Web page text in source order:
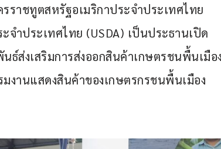
าชทูตสหรัฐอเมริกาประจำประเทศไทย
ำประเทศไทย (USDA) เป็นประธานเปิด
ธ์ส่งเสริมการส่งออกสินค้าเกษตรชนพื้นเมือง
งานแสดงสินค้าของเกษตรกรชนพื้นเมือง